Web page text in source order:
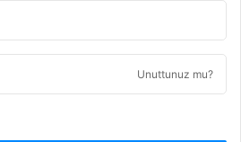
Unuttunuz mu?